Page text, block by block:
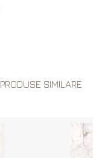
PRODUSE SIMILARE